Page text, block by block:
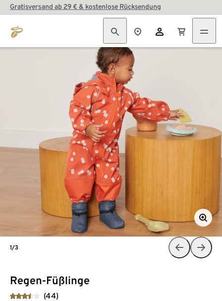
Gratisversand ab 29 € & kostenlose Rücksendung
Regen-Füßlinge
(44)
1/3